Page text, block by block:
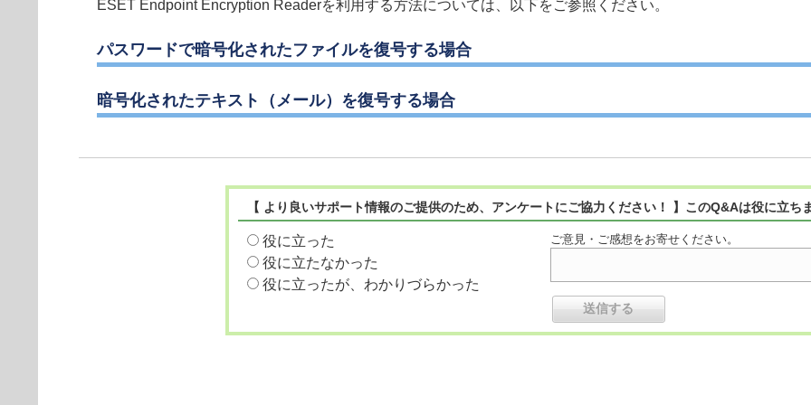
ESET Endpoint Encryption Readerを利用する方法については、以下をご参照ください。
パスワードで暗号化されたファイルを復号する場合
暗号化されたテキスト（メール）を復号する場合
【 より良いサポート情報のご提供のため、アンケートにご協力ください！ 】このQ&Aは役に立ち
役に立った
役に立たなかった
役に立ったが、わかりづらかった
ご意見・ご感想をお寄せください。